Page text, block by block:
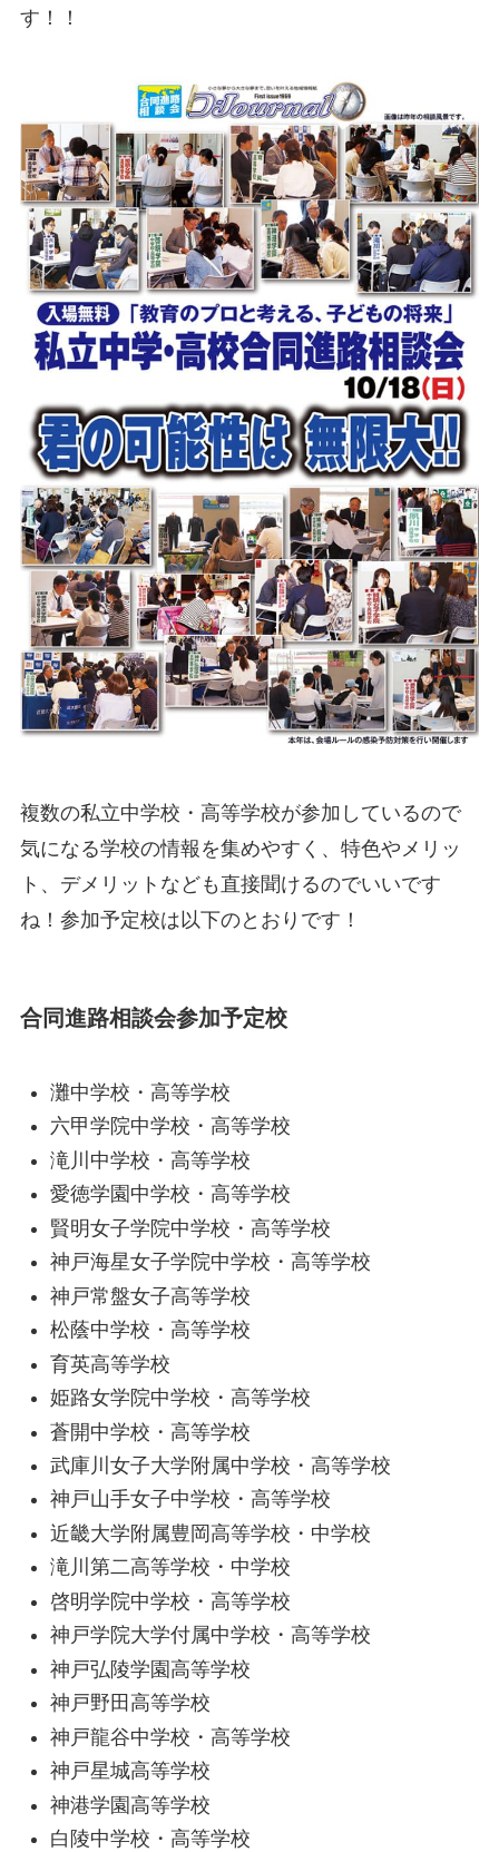
す！！
複数の私立中学校・高等学校が参加しているので
気になる学校の情報を集めやすく、特色やメリッ
ト、デメリットなども直接聞けるのでいいです
ね！参加予定校は以下のとおりです！
合同進路相談会参加予定校
灘中学校・高等学校
六甲学院中学校・高等学校
滝川中学校・高等学校
愛徳学園中学校・高等学校
賢明女子学院中学校・高等学校
神戸海星女子学院中学校・高等学校
神戸常盤女子高等学校
松蔭中学校・高等学校
育英高等学校
姫路女学院中学校・高等学校
蒼開中学校・高等学校
武庫川女子大学附属中学校・高等学校
神戸山手女子中学校・高等学校
近畿大学附属豊岡高等学校・中学校
滝川第二高等学校・中学校
啓明学院中学校・高等学校
神戸学院大学付属中学校・高等学校
神戸弘陵学園高等学校
神戸野田高等学校
神戸龍谷中学校・高等学校
神戸星城高等学校
神港学園高等学校
白陵中学校・高等学校